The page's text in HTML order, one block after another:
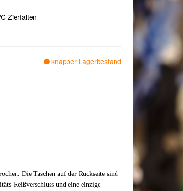
Zierfalten
knapper Lagerbestand
Die Taschen auf der Rückseite sind
Reißverschluss und eine einzige